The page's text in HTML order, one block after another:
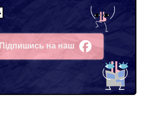
Підпишись на наш
Facebook